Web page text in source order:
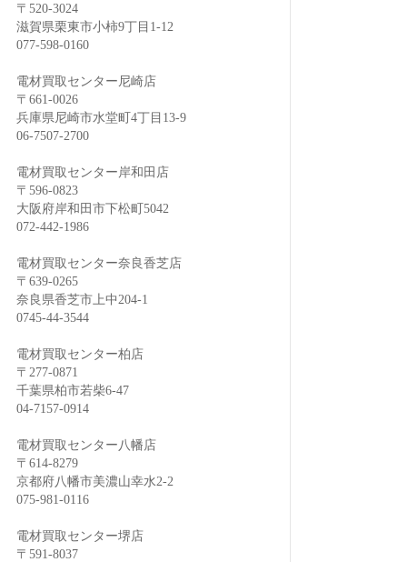
〒520-3024
滋賀県栗東市小柿9丁目1-12
077-598-0160
電材買取センター尼崎店
〒661-0026
兵庫県尼崎市水堂町4丁目13-9
06-7507-2700
電材買取センター岸和田店
〒596-0823
大阪府岸和田市下松町5042
072-442-1986
電材買取センター奈良香芝店
〒639-0265
奈良県香芝市上中204-1
0745-44-3544
電材買取センター柏店
〒277-0871
千葉県柏市若柴6-47
04-7157-0914
電材買取センター八幡店
〒614-8279
京都府八幡市美濃山幸水2-2
075-981-0116
電材買取センター堺店
〒591-8037